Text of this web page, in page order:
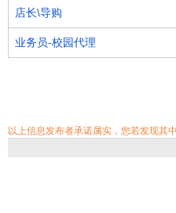
店长\导购
业务员-校园代理
以上信息发布者承诺属实，您若发现其